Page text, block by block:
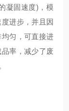
凝固速度)，模
进步，并且因
匀，可直接进
率，减少了废